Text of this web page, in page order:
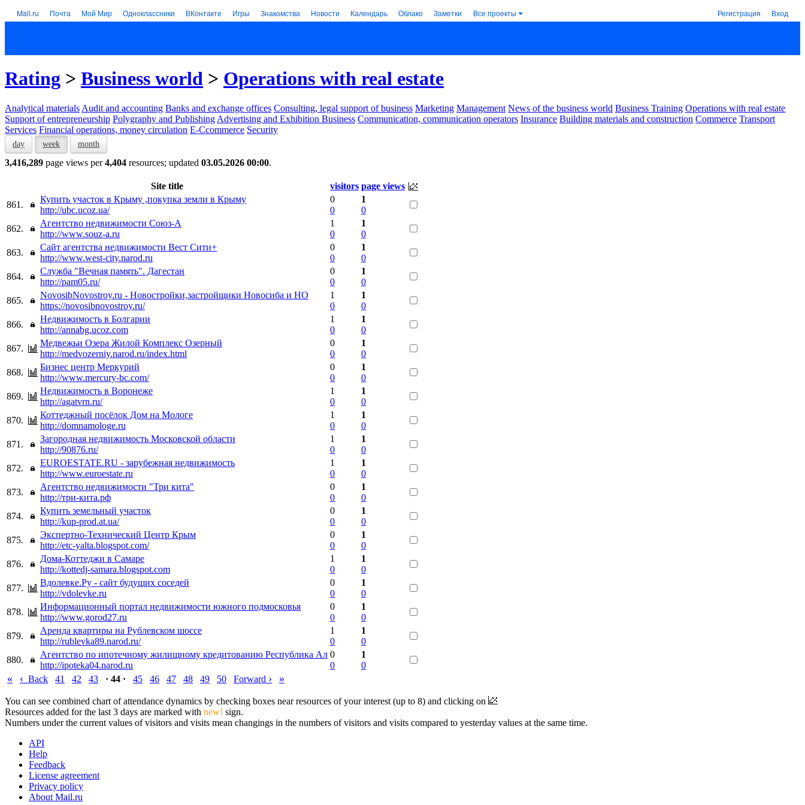
Mail.ru Почта Мой Мир Одноклассники ВКонтакте Игры Знакомства Новости Календарь Облако Заметки Все проекты Регистрация Вход
Rating > Business world > Operations with real estate
Analytical materials Audit and accounting Banks and exchange offices Consulting, legal support of business Marketing Management News of the business world Business Training Operations with real estate
Support of entrepreneurship Polygraphy and Publishing Advertising and Exhibition Business Communication, communication operators Insurance Building materials and construction Commerce Transport
Services Financial operations, money circulation E-Ccommerce Security
day week month
3,416,289 page views per4,404 resources; updated 03.05.2026 00:00.
Site title visitors page views
861.
Купить участок в Крыму ,покупка земли в Крыму
http://ubc.ucoz.ua/
0
0
1
0
862.
Агентство недвижимости Союз-А
http://www.souz-a.ru
1
0
1
0
863.
Сайт агентства недвижимости Вест Сити+
http://www.west-city.narod.ru
0
0
1
0
864.
Служба "Вечная память". Дагестан
http://pam05.ru/
0
0
1
0
865.
NovosibNovostroy.ru - Новостройки,застройщики Новосиба и НО
https://novosibnovostroy.ru/
1
0
1
0
866.
Недвижимость в Болгарии
http://annabg.ucoz.com
1
0
1
0
867.
Медвежьи Озера Жилой Комплекс Озерный
http://medvozerniy.narod.ru/index.html
0
0
1
0
868.
Бизнес центр Меркурий
http://www.mercury-bc.com/
0
0
1
0
869.
Недвижимость в Воронеже
http://agatvrn.ru/
1
0
1
0
870.
Коттеджный посёлок Дом на Мологе
http://domnamologe.ru
1
0
1
0
871.
Загородная недвижимость Московской области
http://90876.ru/
1
0
1
0
872.
EUROESTATE.RU - зарубежная недвижимость
http://www.euroestate.ru
1
0
1
0
873.
Агентство недвижимости "Три кита"
http://три-кита.рф
0
0
1
0
874.
Купить земельный участок
http://kup-prod.at.ua/
0
0
1
0
875.
Экспертно-Технический Центр Крым
http://etc-yalta.blogspot.com/
0
0
1
0
876.
Дома-Коттеджи в Самаре
http://kottedj-samara.blogspot.com
1
0
1
0
877.
Вдолевке.Ру - сайт будущих соседей
http://vdolevke.ru
0
0
1
0
878.
Информационный портал недвижимости южного подмосковья
http://www.gorod27.ru
0
0
1
0
879.
Аренда квартиры на Рублевском шоссе
http://rublevka89.narod.ru/
1
0
1
0
880.
Агентство по ипотечному жилищному кредитованию Республика Ал
http://ipoteka04.narod.ru
0
0
1
0
« ‹ Back 41 42 43 · 44 · 45 46 47 48 49 50 Forward › »
You can see combined chart of attendance dynamics by checking boxes near resources of your interest (up to 8) and clicking on
Resources added for the last 3 days are marked with new! sign.
Numbers under the current values of visitors and visits mean changings in the numbers of visitors and visits compared to yesterday values at the same time.
API
Help
Feedback
License agreement
Privacy policy
About Mail.ru